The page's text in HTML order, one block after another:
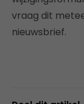
vraag dit
nieuwsbrief.